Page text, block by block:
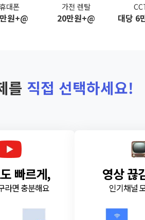
휴대폰
원+@
가전 렌탈
20만원+@ 대당 6
를 직접 선택하세요!
빠르게,
라면 충분해요
영상 끊
인기채널